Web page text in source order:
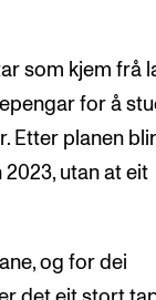
som kjem frå
for å
Etter planen blir
utan at eit
og for dei